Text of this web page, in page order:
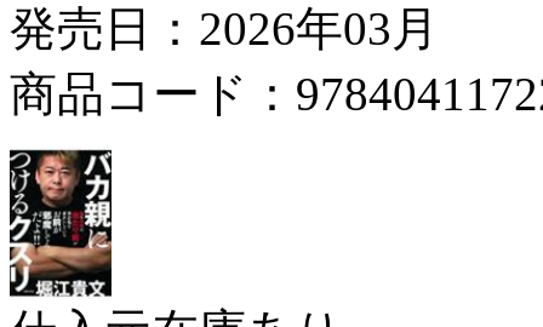
発売日：2026年03月
商品コード：